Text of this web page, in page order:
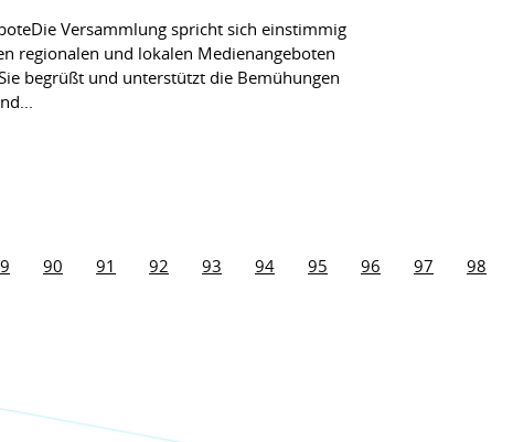
Versammlung spricht sich einstimmig
regionalen und lokalen Medienangeboten
begrüßt und unterstützt die Bemühungen
90 91 92 93 94 95 96 97 98